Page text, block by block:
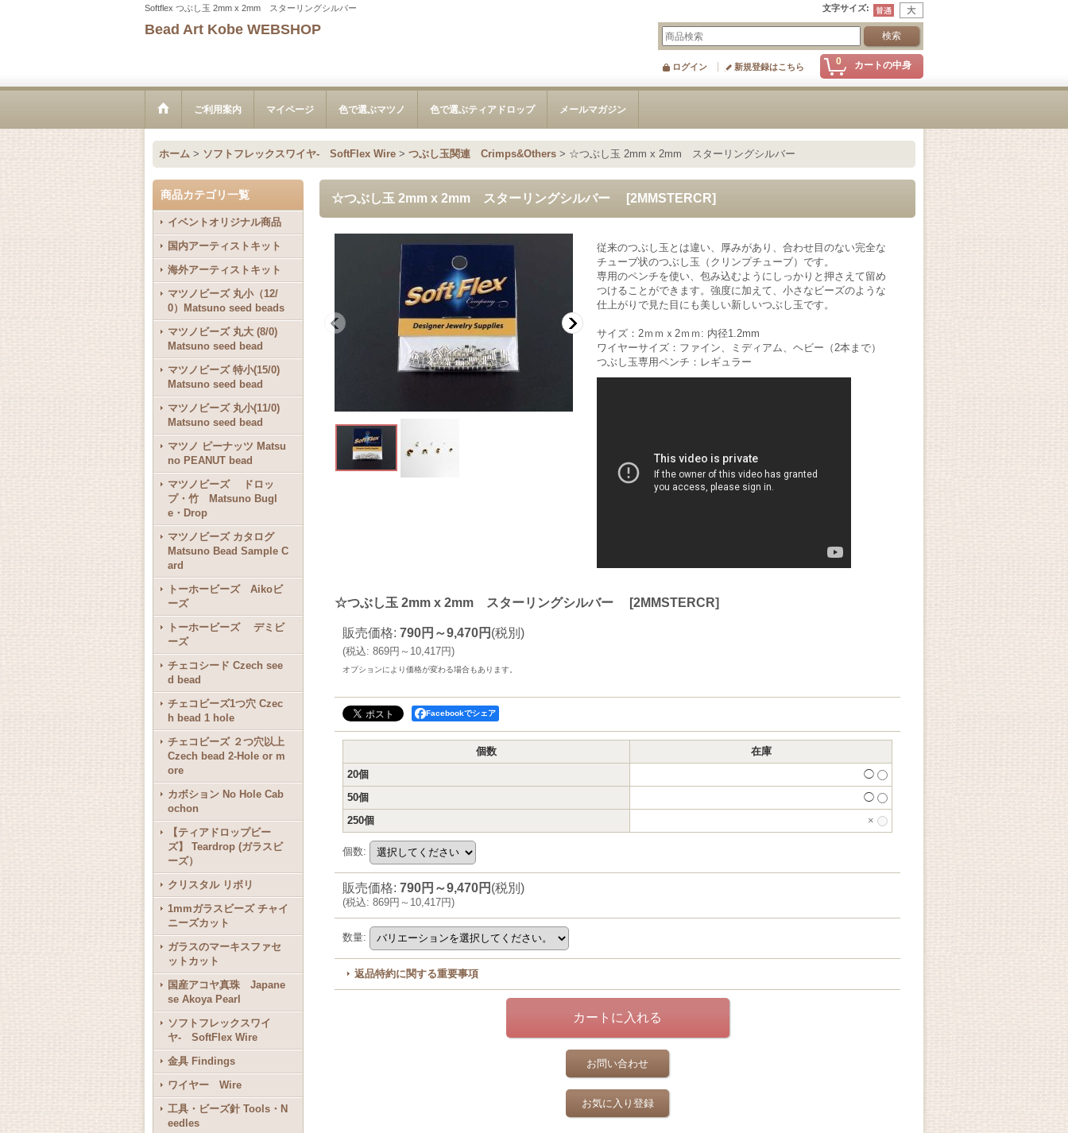
Softflex つぶし玉 2mm x 2mm スターリングシルバー 文字サイズ:
Bead Art Kobe WEBSHOP
0 カートの中身
ログイン 新規登録はこちら
ご利用案内 マイページ 色で選ぶマツノ 色で選ぶティアドロップ メールマガジン
ホーム > ソフトフレックスワイヤ- SoftFlex Wire > つぶし玉関連 Crimps&Others > ☆つぶし玉 2mm x 2mm スターリングシルバー
商品カテゴリ一覧
イベントオリジナル商品
国内アーティストキット
海外アーティストキット
マツノビーズ 丸小（12/
0）Matsuno seed beads
マツノビーズ 丸大 (8/0)
Matsuno seed bead
マツノビーズ 特小(15/0)
Matsuno seed bead
マツノビーズ 丸小(11/0)
Matsuno seed bead
マツノ ピーナッツ Matsu
no PEANUT bead
マツノビーズ ドロッ
プ・竹 Matsuno Bugl
e・Drop
マツノビーズ カタログ
Matsuno Bead Sample C
ard
トーホービーズ Aikoビ
ーズ
トーホービーズ デミビ
ーズ
チェコシード Czech see
d bead
チェコビーズ1つ穴 Czec
h bead 1 hole
チェコビーズ ２つ穴以上
Czech bead 2-Hole or m
ore
カボション No Hole Cab
ochon
【ティアドロップビー
ズ】 Teardrop (ガラスビ
ーズ）
クリスタル リボリ
1mmガラスビーズ チャイ
ニーズカット
ガラスのマーキスファセ
ットカット
国産アコヤ真珠 Japane
se Akoya Pearl
ソフトフレックスワイ
ヤ- SoftFlex Wire
金具 Findings
ワイヤー Wire
工具・ビーズ針 Tools・N
eedles
☆つぶし玉 2mm x 2mm スターリングシルバー [2MMSTERCR]
従来のつぶし玉とは違い、厚みがあり、合わせ目のない完全な
チューブ状のつぶし玉（クリンプチューブ）です。
専用のペンチを使い、包み込むようにしっかりと押さえて留め
つけることができます。強度に加えて、小さなビーズのような
仕上がりで見た目にも美しい新しいつぶし玉です。
サイズ：2ｍｍｘ2ｍｍ: 内径1.2mm
ワイヤーサイズ：ファイン、ミディアム、ヘビー（2本まで）
つぶし玉専用ペンチ：レギュラー
☆つぶし玉 2mm x 2mm スターリングシルバー [2MMSTERCR]
販売価格: 790円～9,470円 (税別)
(税込: 869円～10,417円)
オプションにより価格が変わる場合もあります。
Facebookでシェア
個数
在庫
20個
◯
50個
◯
250個
×
個数:
販売価格: 790円～9,470円 (税別)
(税込: 869円～10,417円)
数量:
返品特約に関する重要事項
お問い合わせ
お気に入り登録